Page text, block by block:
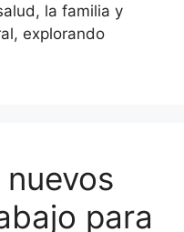
la familia y
explorando
para